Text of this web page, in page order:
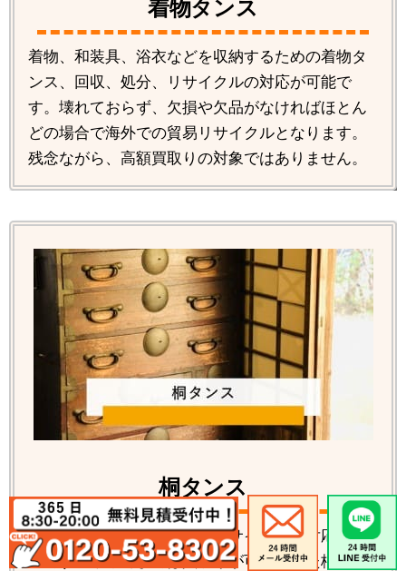
着物タンス
着物、和装具、浴衣などを収納するための着物タ
ンス、回収、処分、リサイクルの対応が可能で
す。壊れておらず、欠損や欠品がなければほとん
どの場合で海外での貿易リサイクルとなります。
残念ながら、高額買取りの対象ではありません。
桐タンス
桐タンス各種の回収処分、リサイクルの対応が可
能です。数年前までは買取りが可能だった桐タン